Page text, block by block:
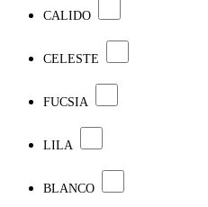
CALIDO
CELESTE
FUCSIA
LILA
BLANCO